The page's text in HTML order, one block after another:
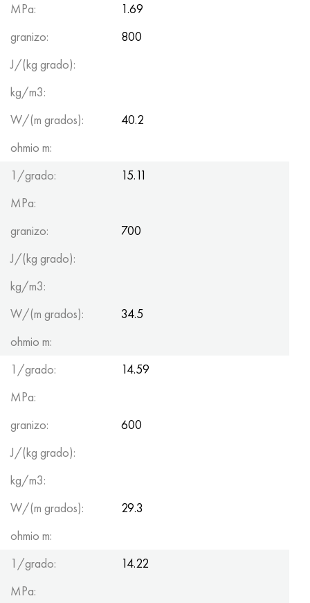
MPa:
1.69
granizo:
800
J/(kg grado):
kg/m3:
W/(m grados):
40.2
ohmio m:
1/grado:
15.11
MPa:
granizo:
700
J/(kg grado):
kg/m3:
W/(m grados):
34.5
ohmio m:
1/grado:
14.59
MPa:
granizo:
600
J/(kg grado):
kg/m3:
W/(m grados):
29.3
ohmio m:
1/grado:
14.22
MPa: